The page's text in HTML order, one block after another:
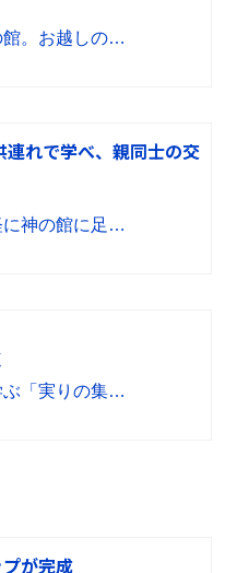
。お越しの…
れで学べ、親同士の交
に神の館に足…
ぶ「実りの集…
が完成